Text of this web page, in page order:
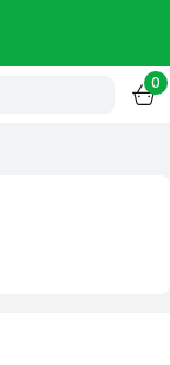
0